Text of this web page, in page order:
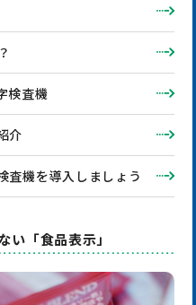
検査機
介
査機を導入しましょう
い「食品表示」